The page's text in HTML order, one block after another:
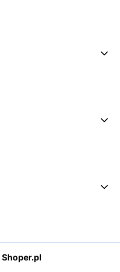
Shoper.pl